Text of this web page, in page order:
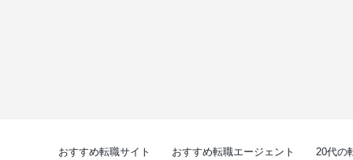
おすすめ転職サイト おすすめ転職エージェント 20代の